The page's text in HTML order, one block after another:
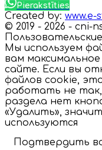
Pierakstīties
Created by: www.e-
© 2019 - 2026 - cni-
Мы используем
вам
сайте. Если вы
файлов cookie,
работать не так,
раздела нет
«Удалить»,
используются
Подтвердить